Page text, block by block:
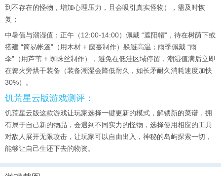
到不存在的怪物，增加心理压力，且会吸引真实怪物），需及时恢
复；
中暑值与潮湿值：正午（12:00-14:00）佩戴 “遮阳帽”，待在树荫下或
搭建 “简易帐篷”（用木材 + 藤蔓制作）躲避高温；雨季佩戴 “雨
伞”（用芦苇 + 蜘蛛丝制作），避免在低洼区域停留，潮湿值满后立即
在篝火旁烘干装备（装备潮湿会降低耐久，如长矛耐久消耗速度加快
30%）。
饥荒星云版游戏测评：
饥荒星云版这款游戏让玩家选择一键更新的模式，解锁新的菜谱，拥
有属于自己新的物品，会遇到不同实力的怪物，选择使用相应的工具
对敌人展开无限攻击，让玩家可以自由出入，神秘的岛屿探索一切，
能够让自己生还下去的物资。